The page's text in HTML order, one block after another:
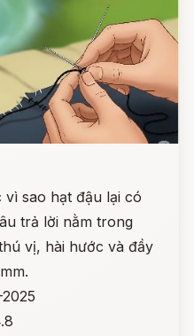
vì sao hạt đậu lại có
trả lời nằm trong
vị, hài hước và đầy